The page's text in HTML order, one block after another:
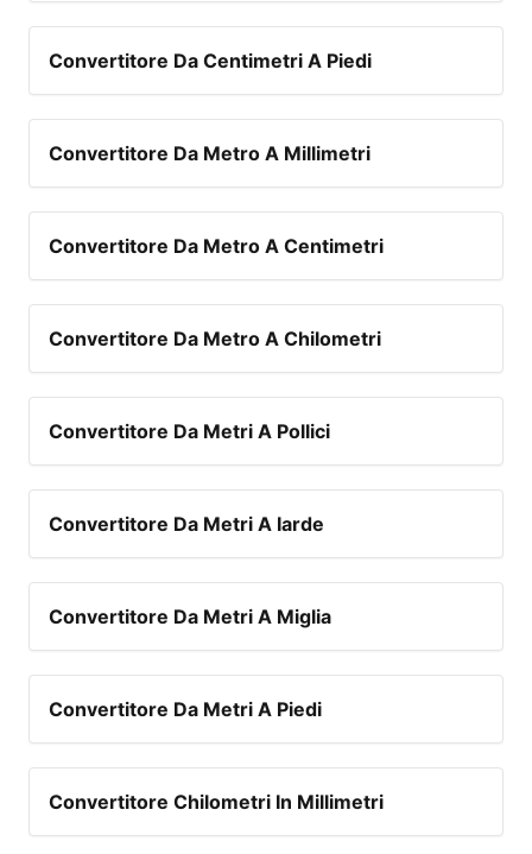
Convertitore Da Centimetri A Piedi
Convertitore Da Metro A Millimetri
Convertitore Da Metro A Centimetri
Convertitore Da Metro A Chilometri
Convertitore Da Metri A Pollici
Convertitore Da Metri A Iarde
Convertitore Da Metri A Miglia
Convertitore Da Metri A Piedi
Convertitore Chilometri In Millimetri